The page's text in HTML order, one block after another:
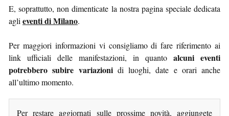
E, soprattutto, non dimenticate la nostra pagina speciale dedicata
agli eventi di Milano.
Per maggiori informazioni vi consigliamo di fare riferimento ai
link ufficiali delle manifestazioni, in quanto alcuni eventi
potrebbero subire variazionidi luoghi, date e orari anche
all’ultimo momento.
Per restare aggiornati sulle prossime novità, aggiungete